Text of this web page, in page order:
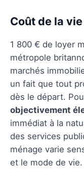
Coût de la vie
1 800 € de loyer
métropole
marchés
un fait que tout
dès le départ.
objectivement
immédiat à la
des services
ménage varie
et le mode de vie.